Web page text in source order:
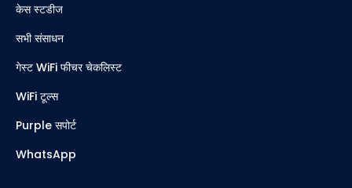
केस स्टडीज
सभी संसाधन
गेस्ट WiFi फीचर चेकलिस्ट
WiFi टूल्स
Purple सपोर्ट
WhatsApp